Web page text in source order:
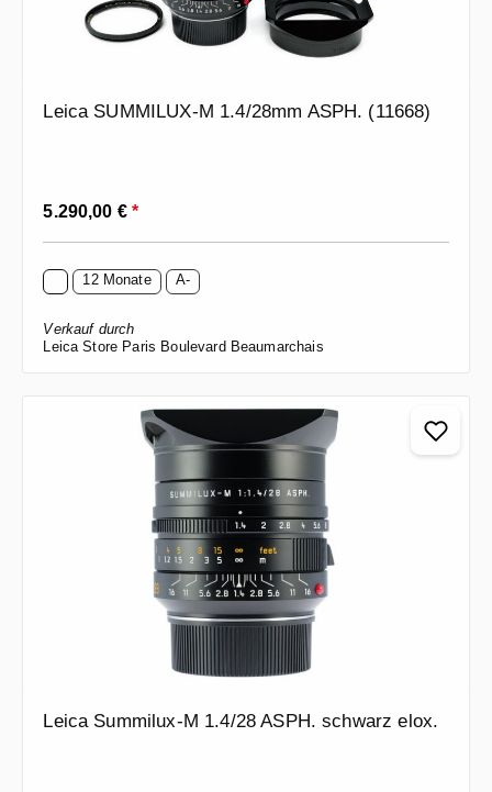
Leica SUMMILUX-M 1.4/28mm ASPH. (11668)
Regulärer Preis:
5.290,00 €*
12 Monate A-
Verkauf durch
Leica Store Paris Boulevard Beaumarchais
Leica Summilux-M 1.4/28 ASPH. schwarz elox.